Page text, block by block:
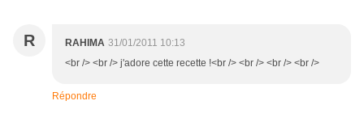
R RAHIMA 31/01/2011 10:13
<br /> <br /> j'adore cette recette !<br /> <br /> <br /> <br />
Répondre